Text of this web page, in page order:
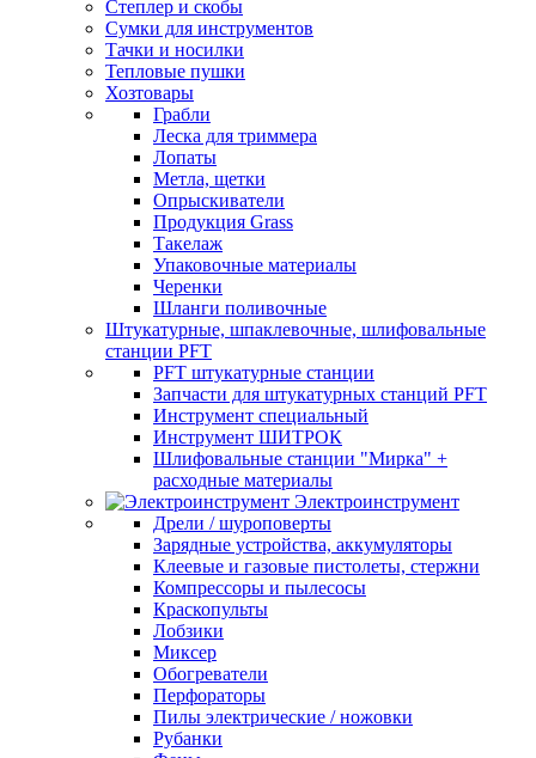
Степлер и скобы
Сумки для инструментов
Тачки и носилки
Тепловые пушки
Хозтовары
Грабли
Леска для триммера
Лопаты
Метла, щетки
Опрыскиватели
Продукция Grass
Такелаж
Упаковочные материалы
Черенки
Шланги поливочные
Штукатурные, шпаклевочные, шлифовальные
станции PFT
PFT штукатурные станции
Запчасти для штукатурных станций PFT
Инструмент специальный
Инструмент ШИТРОК
Шлифовальные станции "Мирка" +
расходные материалы
Электроинструмент
Дрели / шуроповерты
Зарядные устройства, аккумуляторы
Клеевые и газовые пистолеты, стержни
Компрессоры и пылесосы
Краскопульты
Лобзики
Миксер
Обогреватели
Перфораторы
Пилы электрические / ножовки
Рубанки